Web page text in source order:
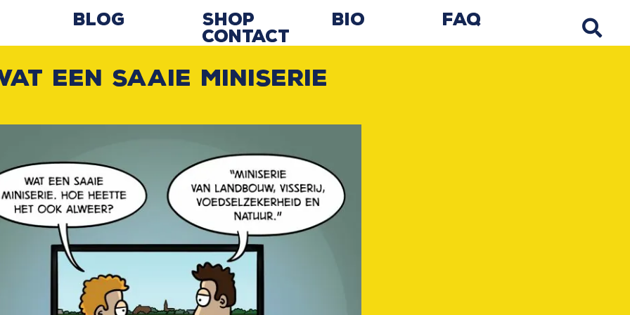
Blog Shop Bio
FAQ
Contact
een saaie miniserie